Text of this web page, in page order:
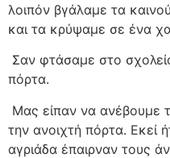
λοιπόν βγάλαμε τα
και τα κρύψαμε σε ένα
Σαν φτάσαμε στο
πόρτα.
Μας είπαν να ανέβουμε
την ανοιχτή πόρτα. Εκεί
αγριάδα έπαιρναν τους